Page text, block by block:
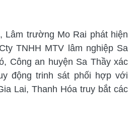
Lâm trường Mo Rai phát hiện
TNHH MTV lâm nghiệp Sa
Công an huyện Sa Thầy xác
động trinh sát phối hợp với
Lai, Thanh Hóa truy bắt các